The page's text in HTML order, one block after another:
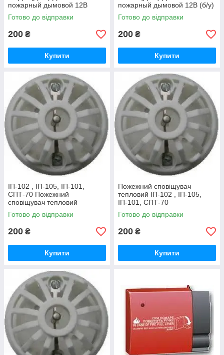
пожарный дымовой 12В
Готово до відправки
200 ₴
Купити
пожарный дымовой 12В (б/у)
Готово до відправки
200 ₴
Купити
ІП-102 , ІП-105, ІП-101,
СПТ-70 Пожежний
сповіщувач тепловий
Готово до відправки
200 ₴
Купити
Пожежний сповіщувач
тепловий ІП-102 , ІП-105,
ІП-101, СПТ-70
Готово до відправки
200 ₴
Купити